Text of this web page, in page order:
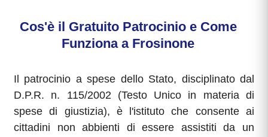
Cos'è il Gratuito Patrocinio e Come
Funziona a Frosinone
Il patrocinio a spese dello Stato, disciplinato dal
D.P.R. n. 115/2002 (Testo Unico in materia di
spese di giustizia), è l'istituto che consente ai
cittadini non abbienti di essere assistiti da un